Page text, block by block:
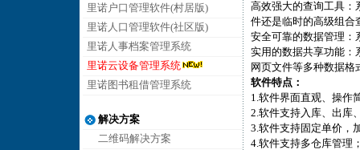
里诺户口管理软件(村居版)
里诺人口管理软件(社区版)
里诺人事档案管理系统
里诺云设备管理系统
里诺图书租借管理系统
解决方案
二维码解决方案
高效强大的查询工具：
件还是临时的高级组合
安全可靠的数据管理：
实用的数据共享功能：
网页文件等多种数据
软件特点：
1.软件界面直观、操作
2.软件支持入库、出库
3.软件支持固定单价，
4.软件支持多仓库管理